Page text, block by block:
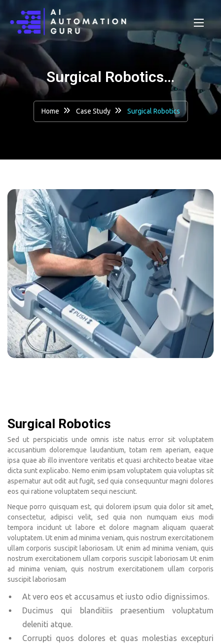
Surgical Robotics…
Home Case Study Surgical Robotics
Surgical Robotics
Sed ut perspiciatis unde omnis iste natus error sit voluptatem
accusantium doloremque laudantium, totam rem aperiam, eaque
ipsa quae ab illo inventore veritatis et quasi architecto beatae vitae
dicta sunt explicabo. Nemo enim ipsam voluptatem quia voluptas sit
aspernatur aut odit aut fugit, sed quia consequuntur magni dolores
eos qui ratione voluptatem sequi nesciunt.
Neque porro quisquam est, qui dolorem ipsum quia dolor sit amet,
consectetur, adipisci velit, sed quia non numquam eius modi
tempora incidunt ut labore et dolore magnam aliquam quaerat
voluptatem. Ut enim ad minima veniam, quis nostrum exercitationem
ullam corporis suscipit laboriosam. Ut enim ad minima veniam, quis
nostrum exercitationem ullam corporis suscipit laboriosam Ut enim
ad minima veniam, quis nostrum exercitationem ullam corporis
suscipit laboriosam
At vero eos et accusamus et iusto odio dignissimos.
Ducimus qui blanditiis praesentium voluptatum
deleniti atque.
Corrupti quos dolores et quas molestias excepturi